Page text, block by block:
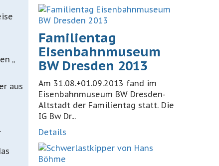
„
aus
Familientag
Eisenbahnmuseum
BW Dresden 2013
Am 31.08.+01.09.2013 fand im
Eisenbahnmuseum BW Dresden-
Altstadt der Familientag statt. Die
IG Bw Dr...
Details